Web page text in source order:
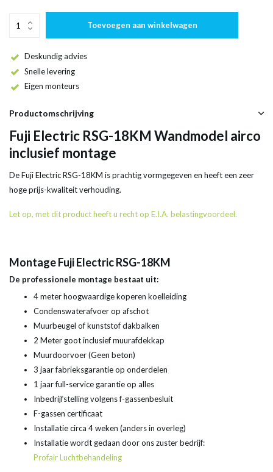
Toevoegen aan winkelwagen
Deskundig advies
Snelle levering
Eigen monteurs
Productomschrijving
Fuji Electric RSG-18KM Wandmodel airco
inclusief montage
De Fuji Electric RSG-18KM is prachtig vormgegeven en heeft een zeer
hoge prijs-kwaliteit verhouding.
Let op, met dit product heeft u recht op E.I.A. belastingvoordeel.
Montage Fuji Electric RSG-18KM
De professionele montage bestaat uit:
4 meter hoogwaardige koperen koelleiding
Condenswaterafvoer op afschot
Muurbeugel of kunststof dakbalken
2 Meter goot inclusief muurafdekkap
Muurdoorvoer (Geen beton)
3 jaar fabrieksgarantie op onderdelen
1 jaar full-service garantie op alles
Inbedrijfstelling volgens f-gassenbesluit
F-gassen certificaat
Installatie circa 4 weken (anders in overleg)
Installatie wordt gedaan door ons zuster bedrijf:
Profair Luchtbehandeling